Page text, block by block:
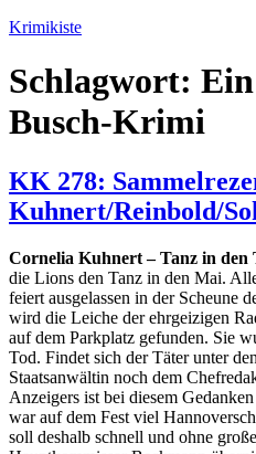
Zum
springen
Krimikiste
Schlagwort:
Busch-Krimi
KK 278:
Kuhnert/Reinbold/
Cornelia Kuhnert – Tanz in den
die Lions den Tanz in den Mai.
feiert ausgelassen in der Scheune
wird die Leiche der ehrgeizigen
auf dem Parkplatz gefunden. Sie
Tod. Findet sich der Täter unter
Staatsanwältin noch dem
Anzeigers ist bei diesem
war auf dem Fest viel
soll deshalb schnell und ohne